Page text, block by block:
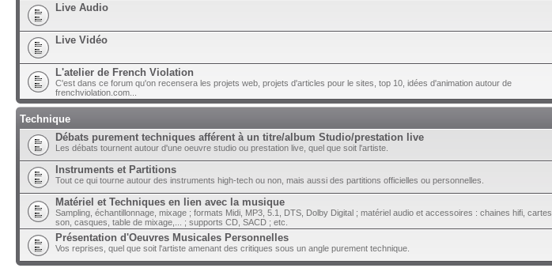
Live Audio
Live Vidéo
L'atelier de French Violation
C'est dans ce forum qu'on recensera les projets web, projets d'articles pour le sites, top 10, idées d'animation autour de
frenchviolation.com...
Technique
Débats purement techniques afférent à un titre/album Studio/prestation live
Les débats tournent autour d'une oeuvre studio ou prestation live, quel que soit l'artiste.
Instruments et Partitions
Tout ce qui tourne autour des instruments high-tech ou non, mais aussi des partitions officielles ou personnelles.
Matériel et Techniques en lien avec la musique
Sampling, échantillonnage, mixage ; formats Midi, MP3, 5.1, DTS, Dolby Digital ; matériel audio et accessoires : chaines hifi, cartes
son, casques, table de mixage,... ; supports CD, SACD ; etc.
Présentation d'Oeuvres Musicales Personnelles
Vos reprises, quel que soit l'artiste amenant des critiques sous un angle purement technique.